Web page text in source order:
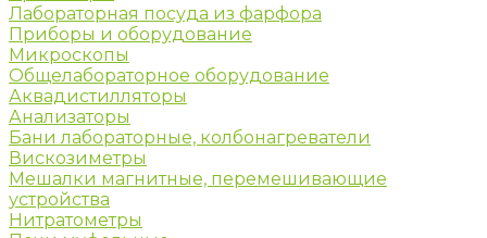
Лабораторная посуда из фарфора
Приборы и оборудование
Микроскопы
Общелабораторное оборудование
Аквадистилляторы
Анализаторы
Бани лабораторные, колбонагреватели
Вискозиметры
Мешалки магнитные, перемешивающие
устройства
Нитратометры